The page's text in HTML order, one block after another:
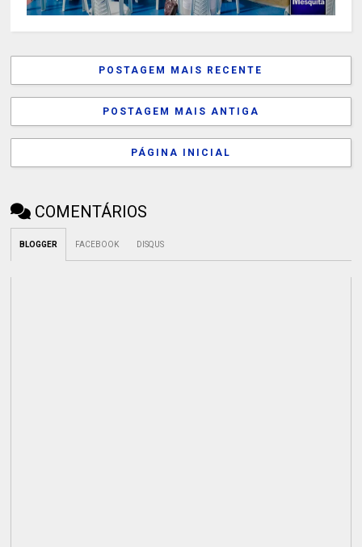
POSTAGEM MAIS RECENTE
POSTAGEM MAIS ANTIGA
PÁGINA INICIAL
COMENTÁRIOS
BLOGGER FACEBOOK DISQUS